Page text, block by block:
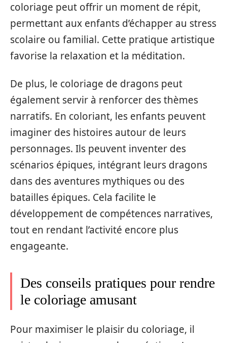
coloriage peut offrir un moment de répit,
permettant aux enfants d’échapper au stress
scolaire ou familial. Cette pratique artistique
favorise la relaxation et la méditation.
De plus, le coloriage de dragons peut
également servir à renforcer des thèmes
narratifs. En coloriant, les enfants peuvent
imaginer des histoires autour de leurs
personnages. Ils peuvent inventer des
scénarios épiques, intégrant leurs dragons
dans des aventures mythiques ou des
batailles épiques. Cela facilite le
développement de compétences narratives,
tout en rendant l’activité encore plus
engageante.
Des conseils pratiques pour rendre
le coloriage amusant
Pour maximiser le plaisir du coloriage, il